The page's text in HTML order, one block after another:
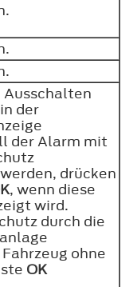
Ausschalten
der
der Alarm mit
drücken
, wenn diese
wird.
durch die
ohne
OK